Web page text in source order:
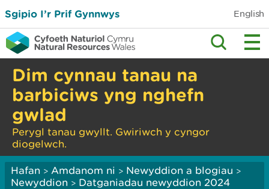
Sgipio I’r Prif Gynnwys English
Dim cynnau tanau na
barbiciws yng nghefn
gwlad
Perygl tanau gwyllt. Gwiriwch y cyngor
diogelwch.
Hafan > Amdanom ni > Newyddion a blogiau >
Newyddion > Datganiadau newyddion 2024